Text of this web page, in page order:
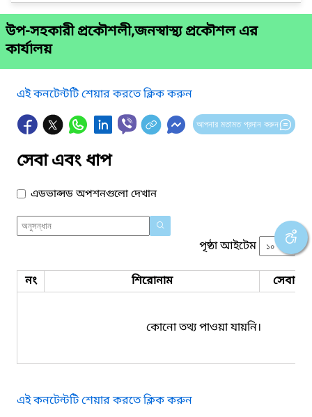
উপ-সহকারী প্রকৌশলী,জনস্বাস্থ্য প্রকৌশল এর
কার্যালয়
এই কনটেন্টটি শেয়ার করতে ক্লিক করুন
আপনার মতামত প্রদান করুন
সেবা এবং ধাপ
এডভান্সড অপশনগুলো দেখান
পৃষ্ঠা আইটেম
নং শিরোনাম সেবার
কোনো তথ্য পাওয়া যায়নি।
এই কনটেন্টটি শেয়ার করতে ক্লিক করুন